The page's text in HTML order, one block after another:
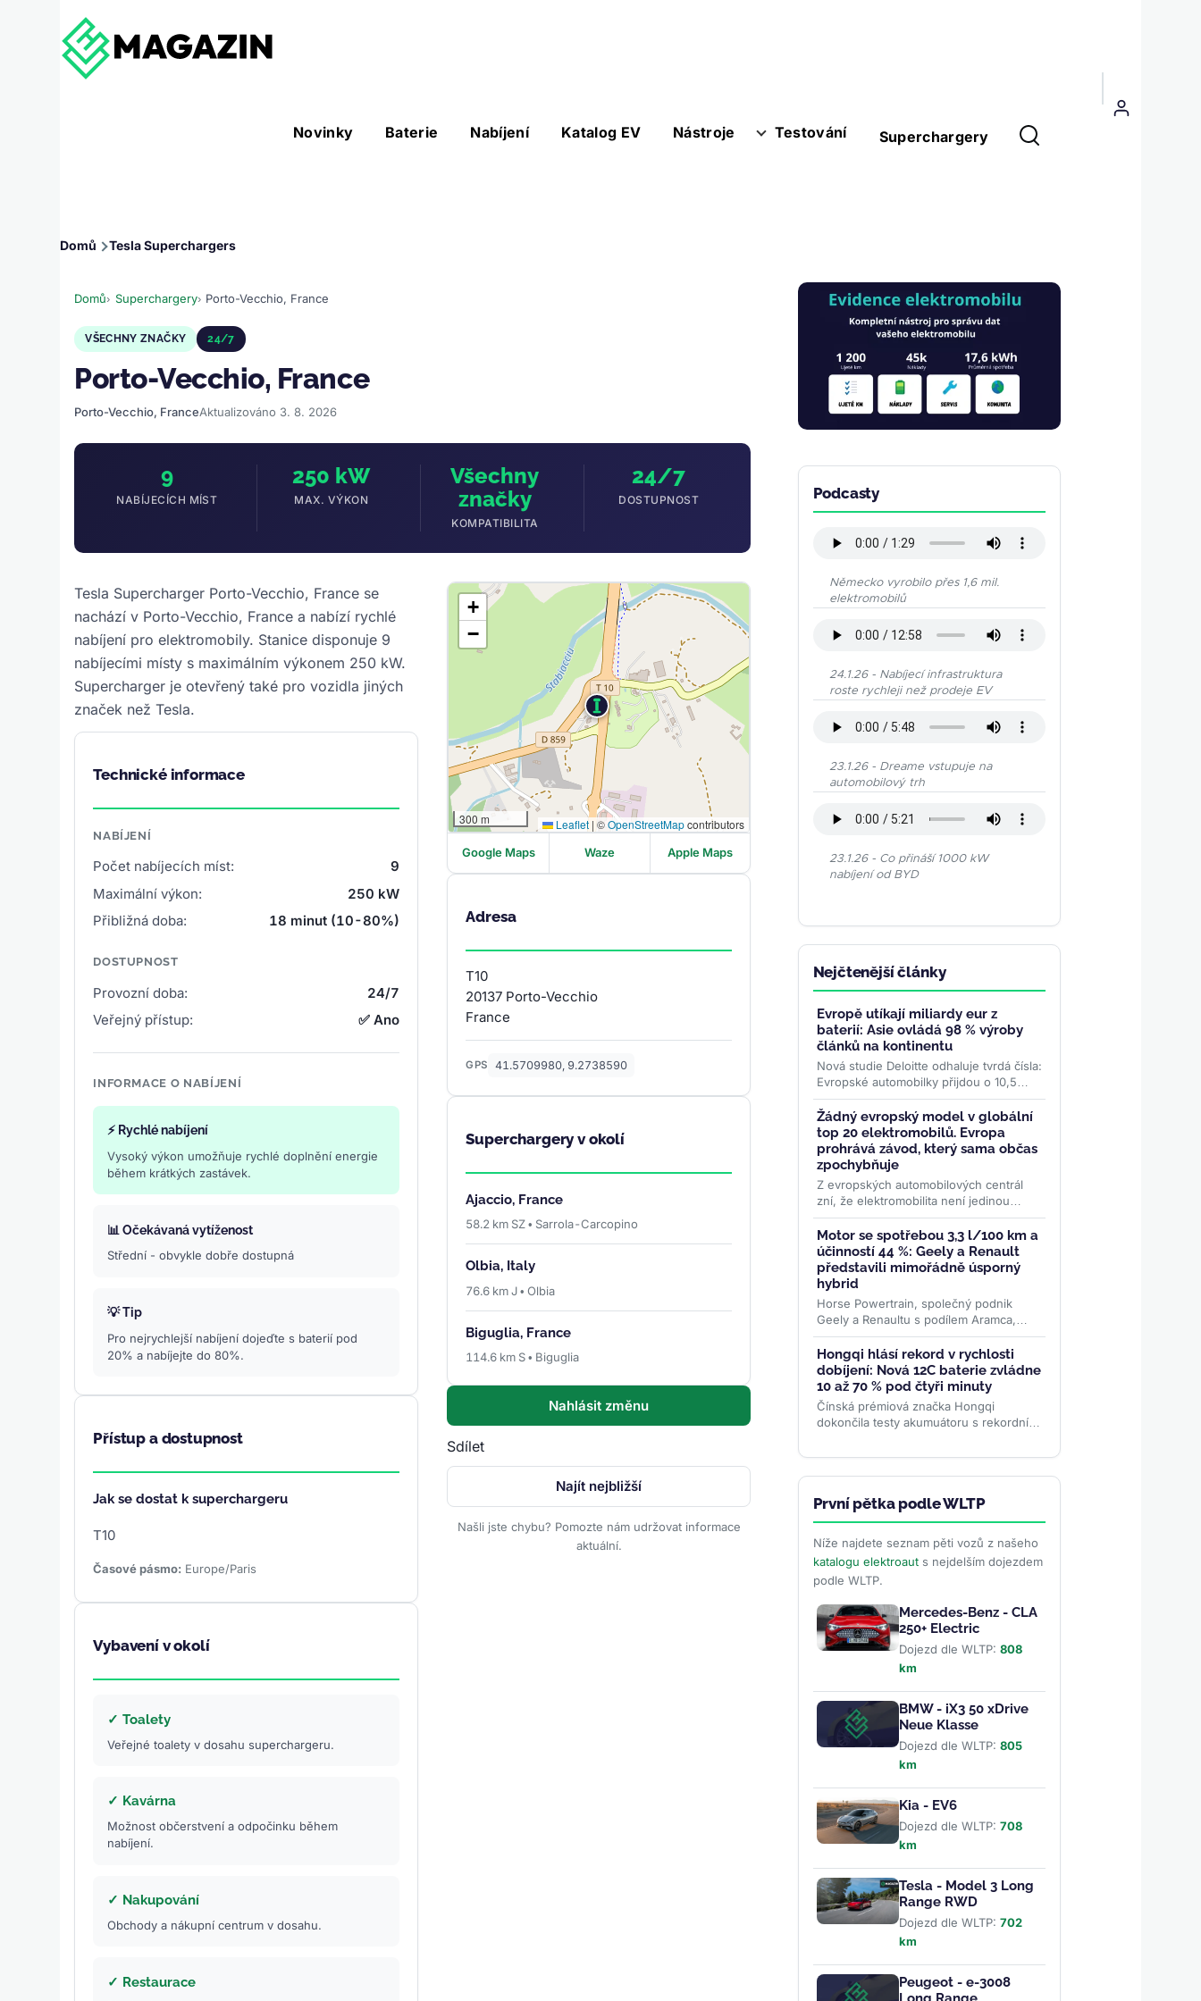
Hlavní
Novinky Baterie Nabíjení Katalog EV Nástroje
Nástroje sub-navigation Testování Superchargery
Menu
uživatelského
Drobečková
navigace
Domů Tesla Superchargers
Domů Superchargery Porto-Vecchio, France
VŠECHNY ZNAČKY 24/7
Porto-Vecchio, France
Porto-Vecchio, FranceAktualizováno 3. 8. 2026
9
NABÍJECÍCH MÍST
250 kW
MAX. VÝKON
Všechny
značky
KOMPATIBILITA
24/7
DOSTUPNOST
Tesla Supercharger Porto-Vecchio, France se
nachází v Porto-Vecchio, France a nabízí rychlé
nabíjení pro elektromobily. Stanice disponuje 9
nabíjecími místy s maximálním výkonem 250 kW.
Supercharger je otevřený také pro vozidla jiných
značek než Tesla.
Technické informace
NABÍJENÍ
Počet nabíjecích míst:
9
Maximální výkon:
250 kW
Přibližná doba:
18 minut (10-80%)
DOSTUPNOST
Provozní doba:
24/7
Veřejný přístup:
✅ Ano
INFORMACE O NABÍJENÍ
⚡ Rychlé nabíjení
Vysoký výkon umožňuje rychlé doplnění energie
během krátkých zastávek.
📊 Očekávaná vytíženost
Střední - obvykle dobře dostupná
💡 Tip
Pro nejrychlejší nabíjení dojeďte s baterií pod
20% a nabíjejte do 80%.
Přístup a dostupnost
Jak se dostat k superchargeru
T10
Časové pásmo: Europe/Paris
Vybavení v okolí
✓ Toalety
Veřejné toalety v dosahu superchargeru.
✓ Kavárna
Možnost občerstvení a odpočinku během
nabíjení.
✓ Nakupování
Obchody a nákupní centrum v dosahu.
✓ Restaurace
+
−
300 m Leaflet | ©OpenStreetMapcontributors
Google Maps Waze Apple Maps
Adresa
T10
20137 Porto-Vecchio
France
GPS 41.5709980, 9.2738590
Superchargery v okolí
Ajaccio, France
58.2 km SZ • Sarrola-Carcopino
Olbia, Italy
76.6 km J • Olbia
Biguglia, France
114.6 km S • Biguglia
Nahlásit změnu
Sdílet
Najít nejbližší
Našli jste chybu? Pomozte nám udržovat informace
aktuální.
Obrázek
Podcasty
Německo vyrobilo přes 1,6 mil.
elektromobilů
24.1.26 - Nabíjecí infrastruktura
roste rychleji než prodeje EV
23.1.26 - Dreame vstupuje na
automobilový trh
23.1.26 - Co přináší 1000 kW
nabíjení od BYD
Nejčtenější články
Evropě utíkají miliardy eur z
baterií: Asie ovládá 98 % výroby
článků na kontinentu
Nová studie Deloitte odhaluje tvrdá čísla:
Evropské automobilky přijdou o 10,5
miliardy eur na zisku z baterií. Zatímco
prodeje...>>
Žádný evropský model v globální
top 20 elektromobilů. Evropa
prohrává závod, který sama občas
zpochybňuje
Z evropských automobilových centrál
zní, že elektromobilita není jedinou
budoucností. Globální žebříček za
červen 2026 ale ukazuje... >>
Motor se spotřebou 3,3 l/100 km a
účinností 44 %: Geely a Renault
představili mimořádně úsporný
hybrid
Horse Powertrain, společný podnik
Geely a Renaultu s podílem Aramca,
představil systém, který během měsíců
promění elektromobilovou...>>
Hongqi hlásí rekord v rychlosti
dobíjení: Nová 12C baterie zvládne
10 až 70 % pod čtyři minuty
Čínská prémiová značka Hongqi
dokončila testy akumuátoru s rekordním
% kapacity se nabije za 3...>>
První pětka podle WLTP
Níže najdete seznam pěti vozů z našeho
katalogu elektroauts nejdelším dojezdem
podle WLTP.
Mercedes-Benz - CLA
250+ Electric
Dojezd dle WLTP: 808
km
BMW - iX3 50 xDrive
Neue Klasse
Dojezd dle WLTP: 805
km
Kia - EV6
Dojezd dle WLTP: 708
km
Tesla - Model 3 Long
Range RWD
Dojezd dle WLTP: 702
km
Peugeot - e-3008